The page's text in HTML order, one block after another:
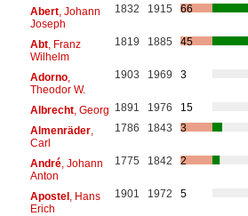
Abert, Johann
Joseph
1832 1915 66
Abt, Franz
Wilhelm
1819 1885 45
Adorno,
Theodor W.
1903 1969 3
Albrecht, Georg 1891 1976
15
Almenräder,
Carl
1786 1843 3
André, Johann
Anton
1775 1842 2
Apostel, Hans
Erich
1901 1972 5